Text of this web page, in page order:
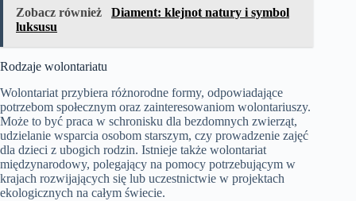
Zobacz również
Diament: klejnot natury i symbol
luksusu
Rodzaje wolontariatu
Wolontariat przybiera różnorodne formy, odpowiadające
potrzebom społecznym oraz zainteresowaniom wolontariuszy.
Może to być praca w schronisku dla bezdomnych zwierząt,
udzielanie wsparcia osobom starszym, czy prowadzenie zajęć
dla dzieci z ubogich rodzin. Istnieje także wolontariat
międzynarodowy, polegający na pomocy potrzebującym w
krajach rozwijających się lub uczestnictwie w projektach
ekologicznych na całym świecie.